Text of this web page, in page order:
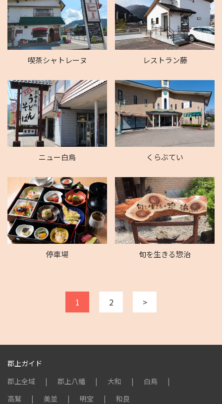
喫茶シャトレーヌ レストラン藤
ニュー白鳥 くらぶてい
停車場 旬を生きる惣治
1 2 >
郡上ガイド
郡上全域
郡上八幡 大和
白鳥
高鷲
美並 明宝 和良